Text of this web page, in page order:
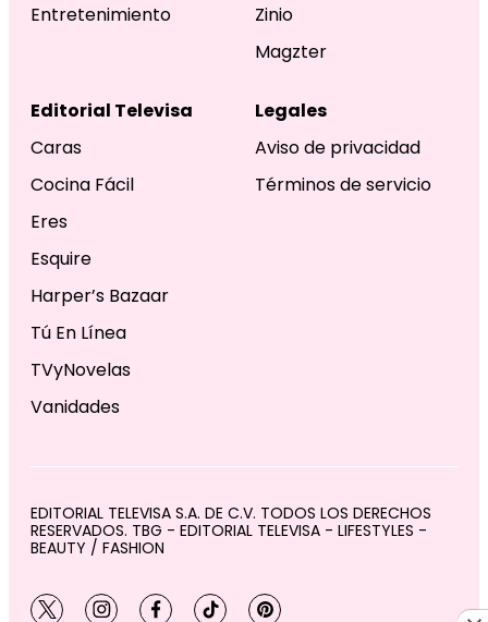
Entretenimiento
Zinio
Magzter
Editorial Televisa
Caras
Cocina Fácil
Eres
Esquire
Harper’s Bazaar
Tú En Línea
TVyNovelas
Vanidades
Legales
Aviso de privacidad
Términos de servicio
EDITORIAL TELEVISA S.A. DE C.V. TODOS LOS DERECHOS
RESERVADOS. TBG - EDITORIAL TELEVISA - LIFESTYLES -
BEAUTY / FASHION